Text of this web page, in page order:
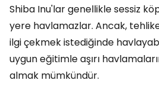
Shiba Inu'lar genellikle sessiz
yere havlamazlar. Ancak,
ilgi çekmek istediğinde
uygun eğitimle aşırı
almak mümkündür.